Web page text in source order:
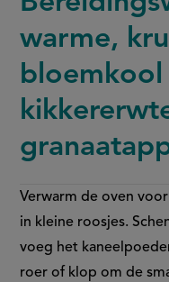
warme,
bloemkool
Verwarm de oven
in kleine roosjes.
voeg het
roer of klop om de